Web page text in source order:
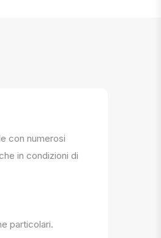
con numerosi
in condizioni di
particolari.